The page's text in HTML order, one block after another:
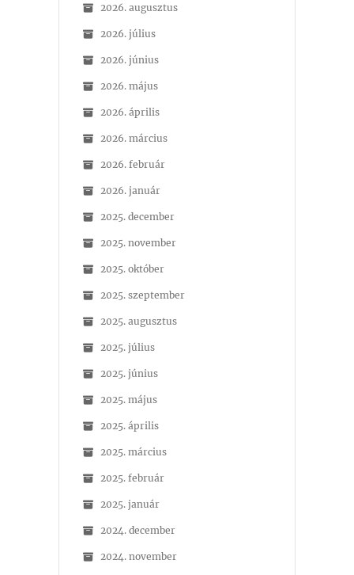
2026. augusztus
2026. július
2026. június
2026. május
2026. április
2026. március
2026. február
2026. január
2025. december
2025. november
2025. október
2025. szeptember
2025. augusztus
2025. július
2025. június
2025. május
2025. április
2025. március
2025. február
2025. január
2024. december
2024. november